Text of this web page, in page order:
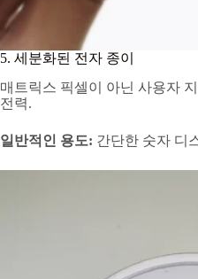
5. 세분화된 전자 종이
매트릭스 픽셀이 아닌 사용자
전력.
일반적인 용도: 간단한 숫자 디